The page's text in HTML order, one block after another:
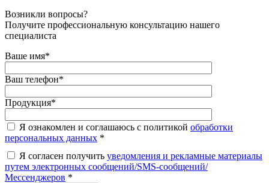
Возникли вопросы?
Получите профессиональную консультацию нашего
специалиста
Ваше имя*
Ваш телефон*
Продукция*
Я ознакомлен и соглашаюсь с политикой обработки
персональных данных *
Я согласен получить уведомления и рекламные материалы
путем электронных сообщений/SMS-сообщений/
Мессенджеров *